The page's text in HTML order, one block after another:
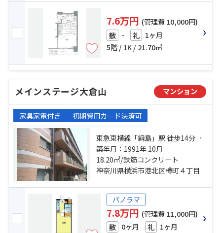
7.6万円 (管理費 10,000円)
敷 - 礼 1ヶ月
5階 / 1K / 21.70㎡
メインステージ大倉山 マンション
家具家電付き 初期費用カード決済可
東急東横線「綱島」駅 徒歩14分 東
急新横浜線「新綱島」駅 徒歩15分
東急東横線「大倉山」駅 徒歩15分
築年月：1991年 10月
18.20㎡/鉄筋コンクリート
神奈川県横浜市港北区樽町４丁目
パノラマ
7.8万円 (管理費 11,000円)
敷 0ヶ月 礼 1ヶ月